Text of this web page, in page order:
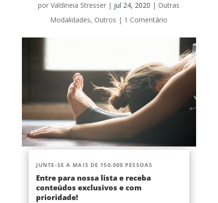
porValdineia Stresser | jul 24, 2020 | Outras
Modalidades, Outros | 1 Comentário
JUNTE-SE A MAIS DE 150.000 PESSOAS
Entre para nossa lista e receba
conteúdos exclusivos e com
prioridade!